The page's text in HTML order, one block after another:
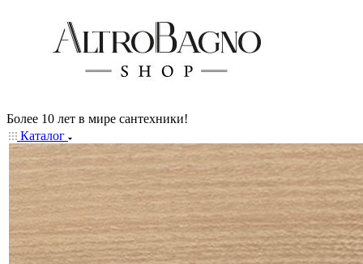
Более 10 лет в мире сантехники!
Каталог